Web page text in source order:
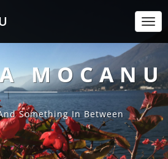
MOCANU
Something In Between